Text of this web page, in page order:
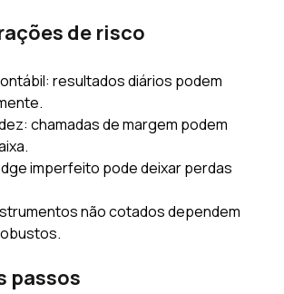
de risco
resultados diários podem
chamadas de margem podem
imperfeito pode deixar perdas
não cotados dependem
passos